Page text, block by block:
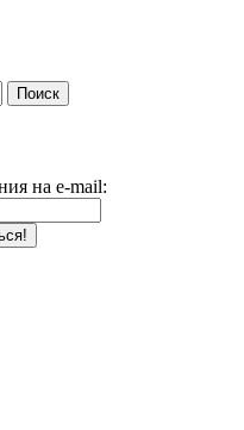
на e-mail: